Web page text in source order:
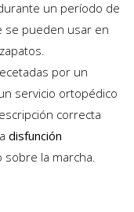
un período de
se pueden usar en
por un
servicio ortopédico
correcta
disfunción
sobre la marcha.